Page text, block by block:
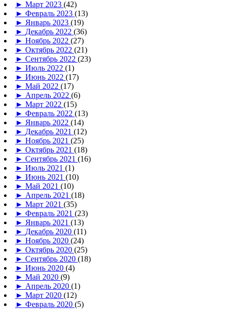
► Март 2023 (42)
► Февраль 2023 (13)
► Январь 2023 (19)
► Декабрь 2022 (36)
► Ноябрь 2022 (27)
► Октябрь 2022 (21)
► Сентябрь 2022 (23)
► Июль 2022 (1)
► Июнь 2022 (17)
► Май 2022 (17)
► Апрель 2022 (6)
► Март 2022 (15)
► Февраль 2022 (13)
► Январь 2022 (14)
► Декабрь 2021 (12)
► Ноябрь 2021 (25)
► Октябрь 2021 (18)
► Сентябрь 2021 (16)
► Июль 2021 (1)
► Июнь 2021 (10)
► Май 2021 (10)
► Апрель 2021 (18)
► Март 2021 (35)
► Февраль 2021 (23)
► Январь 2021 (13)
► Декабрь 2020 (11)
► Ноябрь 2020 (24)
► Октябрь 2020 (25)
► Сентябрь 2020 (18)
► Июнь 2020 (4)
► Май 2020 (9)
► Апрель 2020 (1)
► Март 2020 (12)
► Февраль 2020 (5)